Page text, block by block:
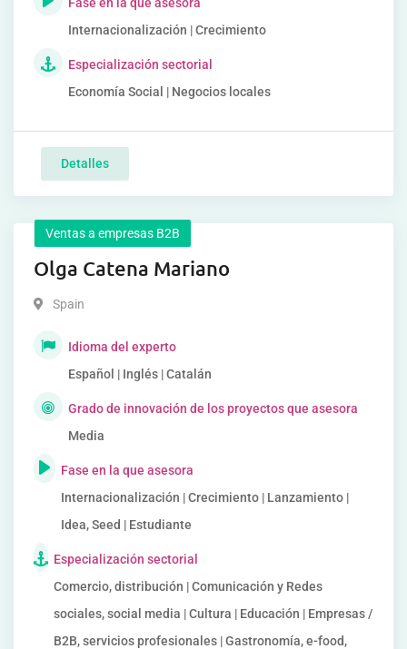
Internacionalización | Crecimiento
Especialización sectorial
Economía Social | Negocios locales
Detalles
Ventas a empresas B2B
Olga Catena Mariano
Spain
Idioma del experto
Español | Inglés | Catalán
Grado de innovación de los proyectos que asesora
Media
Fase en la que asesora
Internacionalización | Crecimiento | Lanzamiento |
Idea, Seed | Estudiante
Especialización sectorial
Comercio, distribución | Comunicación y Redes
sociales, social media | Cultura | Educación | Empresas /
B2B, servicios profesionales | Gastronomía, e-food,